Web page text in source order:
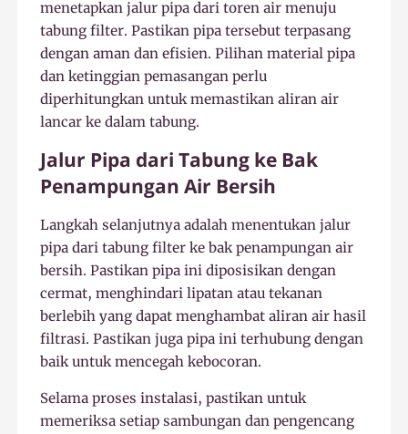
menetapkan jalur pipa dari toren air menuju
tabung filter. Pastikan pipa tersebut terpasang
dengan aman dan efisien. Pilihan material pipa
dan ketinggian pemasangan perlu
diperhitungkan untuk memastikan aliran air
lancar ke dalam tabung.
Jalur Pipa dari Tabung ke Bak
Penampungan Air Bersih
Langkah selanjutnya adalah menentukan jalur
pipa dari tabung filter ke bak penampungan air
bersih. Pastikan pipa ini diposisikan dengan
cermat, menghindari lipatan atau tekanan
berlebih yang dapat menghambat aliran air hasil
filtrasi. Pastikan juga pipa ini terhubung dengan
baik untuk mencegah kebocoran.
Selama proses instalasi, pastikan untuk
memeriksa setiap sambungan dan pengencang